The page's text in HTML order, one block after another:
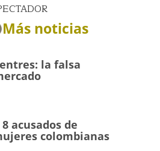
Más noticias
la falsa
acusados de
colombianas